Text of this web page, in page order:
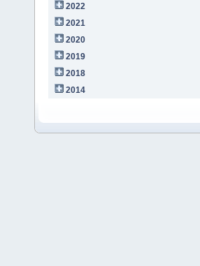
2022
2021
2020
2019
2018
2014